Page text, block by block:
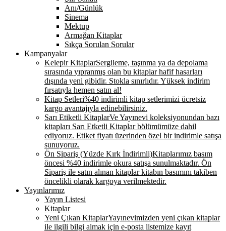
Anı/Günlük
Sinema
Mektup
Armağan Kitaplar
Sıkça Sorulan Sorular
Kampanyalar
Kelepir KitaplarSergileme, taşınma ya da depolama
sırasında yıpranmış olan bu kitaplar hafif hasarları
dışında yeni gibidir. Stokla sınırlıdır. Yüksek indirim
fırsatıyla hemen satın al!
Kitap Setleri%40 indirimli kitap setlerimizi ücretsiz
kargo avantajıyla edinebilirsiniz.
Sarı Etiketli KitaplarVe Yayınevi koleksiyonundan bazı
kitapları Sarı Etketli Kitaplar bölümümüze dahil
ediyoruz. Etiket fiyatı üzerinden özel bir indirimle satışa
sunuyoruz.
Ön Sipariş (Yüzde Kırk İndirimli)Kitaplarımız basım
öncesi %40 indirimle okura satışa sunulmaktadır. Ön
Sipariş ile satın alınan kitaplar kitabın basımını takiben
öncelikli olarak kargoya verilmektedir.
Yayınlarımız
Yayın Listesi
Kitaplar
Yeni Çıkan KitaplarYayınevimizden yeni çıkan kitaplar
ile ilgili bilgi almak için e-posta listemize kayıt